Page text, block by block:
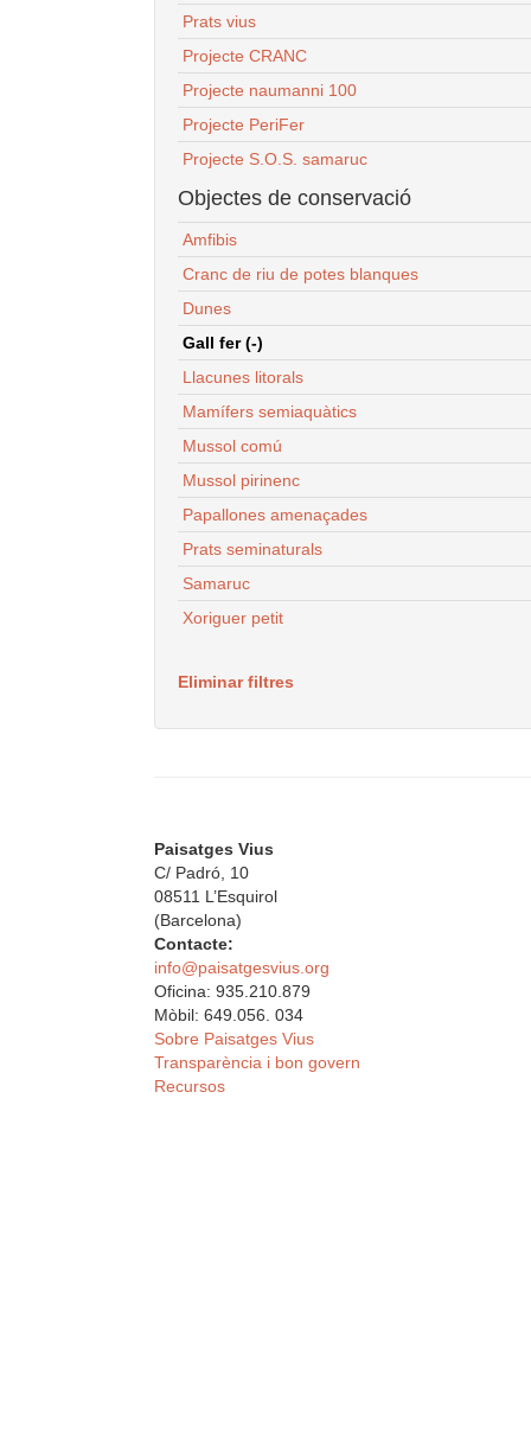
Prats vius
Projecte CRANC
Projecte naumanni 100
Projecte PeriFer
Projecte S.O.S. samaruc
Objectes de conservació
Amfibis
Cranc de riu de potes blanques
Dunes
Gall fer (-)
Llacunes litorals
Mamífers semiaquàtics
Mussol comú
Mussol pirinenc
Papallones amenaçades
Prats seminaturals
Samaruc
Xoriguer petit
Eliminar filtres
Paisatges Vius
C/ Padró, 10
08511 L’Esquirol
(Barcelona)
Contacte:
info@paisatgesvius.org
Oficina: 935.210.879
Mòbil: 649.056. 034
Sobre Paisatges Vius
Transparència i bon govern
Recursos